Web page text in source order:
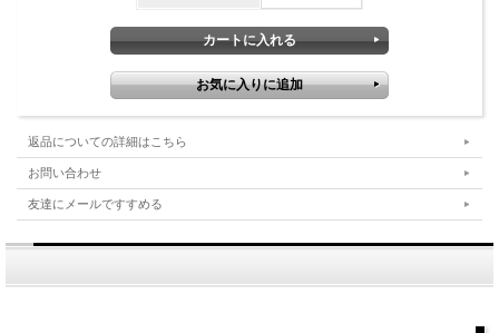
返品についての詳細はこちら
お問い合わせ
友達にメールですすめる